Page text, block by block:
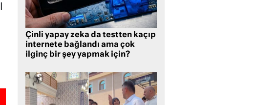
Çinli yapay zeka da testten kaçıp
internete bağlandı ama çok
ilginç bir şey yapmak için?